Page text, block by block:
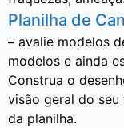
Planilha de
– avalie modelos
modelos e ainda
Construa o
visão geral do
da planilha.